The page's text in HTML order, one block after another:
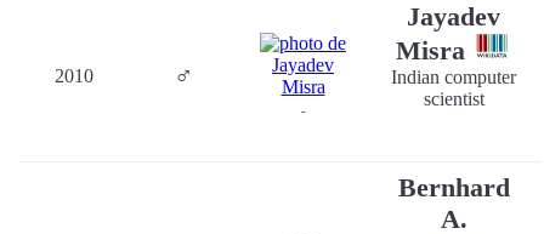
2010 ♂
-
Jayadev
Misra
Indian computer
scientist
Bernhard
A.